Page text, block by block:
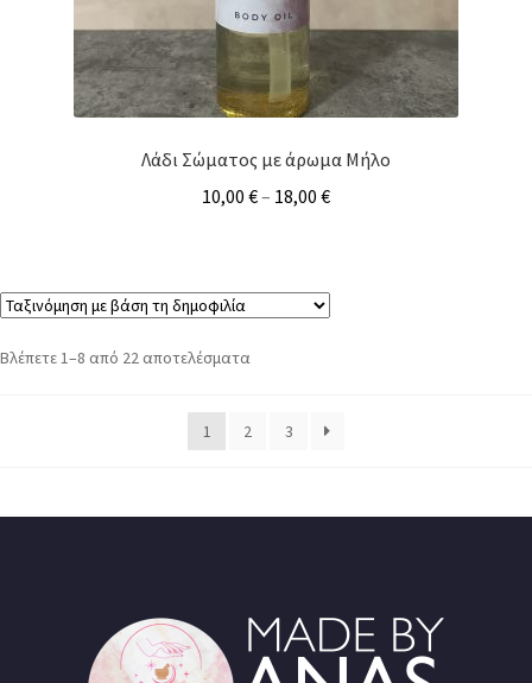
Λάδι Σώματος με άρωμα Μήλο
10,00 €– 18,00 €
Βλέπετε 1–8 από 22 αποτελέσματα
1 2 3